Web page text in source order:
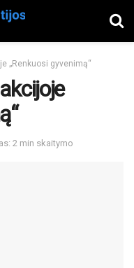
„Renkuosi gyvenimą“
2 min skaitymo